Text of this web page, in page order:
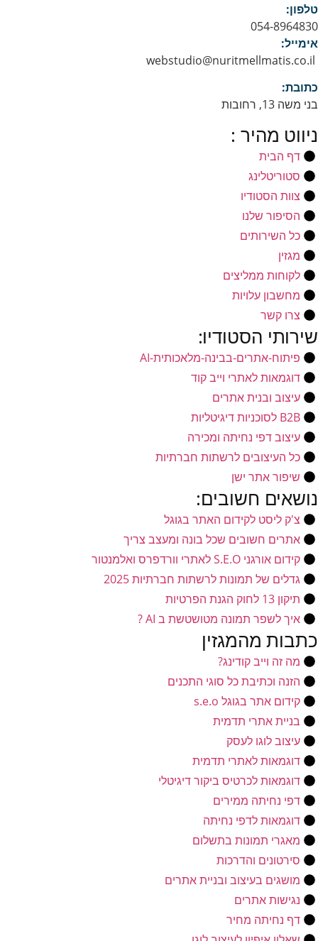
טלפון:
054-8964830
אימייל:
כתובת:
בני משה 13, רחובות
ניווט מהיר :
דף הבית
סטוריטלינג
צוות הסטודיו
הסיפור שלנו
כל השירותים
מגזין
לקוחות ממליצים
מחשבון עלויות
צרו קשר
שירותי הסטודיו:
פיתוח-אתרים-בבינה-מלאכותית-AI
דוגמאות לאתרי וייב קוד
עיצוב ובנית אתרים
B2B לסוכניות דיגיטליות
עיצוב דפי נחיתה ומכירה
כל העיצובים לרשתות חברתיות
שיפור אתר ישן
נושאים חשובים:
צ'ק ליסט לקידום האתר בגוגל
אתרים חשובים שכל בונה ומעצב צריך
קידום אורגני S.E.O לאתרי וורדפרס ואלמנטור
גדלים של תמונות לרשתות חברתיות 2025
תיקון 13 לחוק הגנת הפרטיות
איך לשפר תמונה מטושטשת ב AI ?
כתבות מהמגזין
מה זה וייב קודינג?
הזנה וכתיבת כל סוגי התכנים
קידום אתר בגוגל s.e.o
בניית אתרי תדמית
עיצוב לוגו לעסק
דוגמאות לאתרי תדמית
דוגמאות לכרטיס ביקור דיגיטלי
דפי נחיתה ממירים
דוגמאות לדפי נחיתה
מאגרי תמונות בתשלום
סירטונים והדרכות
מושגים בעיצוב ובניית אתרים
נגישות אתרים
דף נחיתה מחיר